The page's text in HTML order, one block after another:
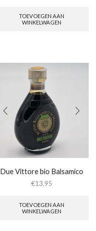
TOEVOEGEN AAN
WINKELWAGEN
Due Vittore bio Balsamico
€13,95
TOEVOEGEN AAN
WINKELWAGEN